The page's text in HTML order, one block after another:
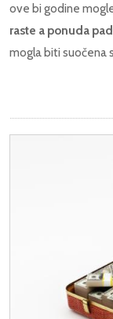
ove bi godine
raste a ponuda
mogla biti suočena